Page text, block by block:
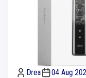
Drea 04 Aug